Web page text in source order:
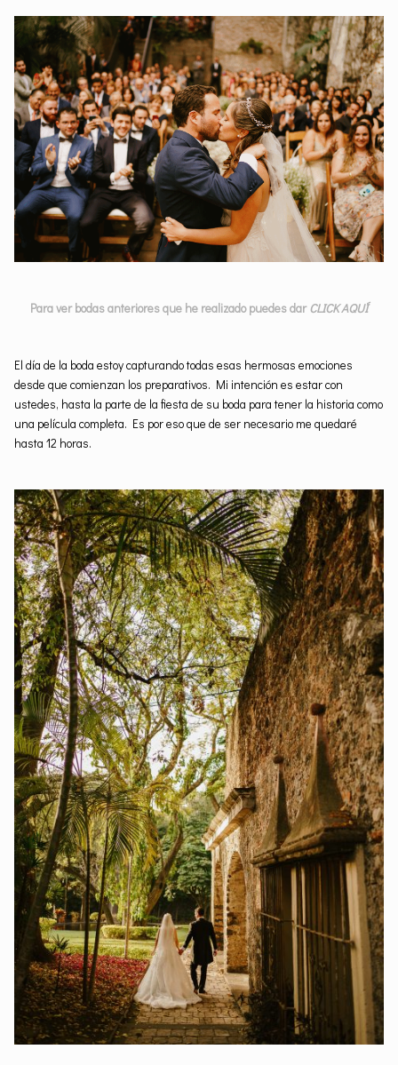
Para ver bodas anteriores que he realizado puedes darCLICK AQUÍ
El día de la boda estoy capturando todas esas hermosas emociones
desde que comienzan los preparativos. Mi intención es estar con
ustedes, hasta la parte de la fiesta de su boda para tener la historia como
una película completa. Es por eso que de ser necesario me quedaré
hasta 12 horas.